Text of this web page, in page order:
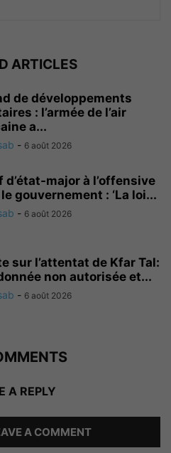
ARTICLES
de développements
: l’armée de l’air
a...
- 6 août 2026
d’état-major à l’offensive
gouvernement : ‘La loi...
- 6 août 2026
sur l’attentat de Kfar Tal:
non autorisée et...
- 6 août 2026
A REPLY
A COMMENT